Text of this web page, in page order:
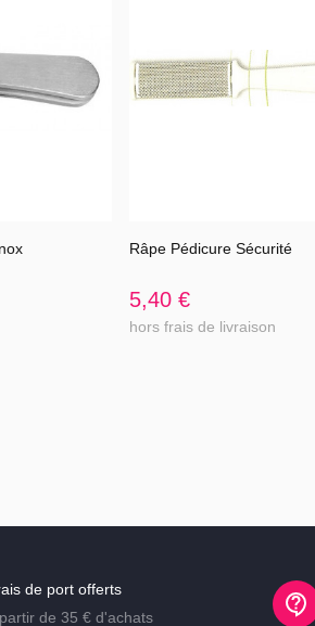
Voir l'article
Râpe Pédicure Sécurité
5,40 €
hors frais de livraison
de port offerts
de 35 € d'achats